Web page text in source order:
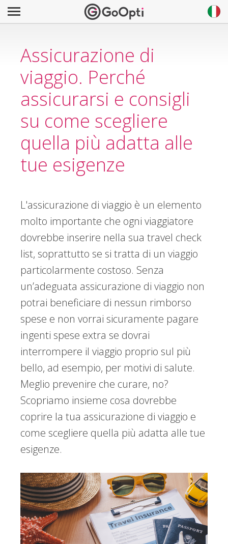
Assicurazione di
viaggio. Perché
assicurarsi e consigli
su come scegliere
quella più adatta alle
tue esigenze
L'assicurazione di viaggio è un elemento
molto importante che ogni viaggiatore
dovrebbe inserire nella sua travel check
list, soprattutto se si tratta di un viaggio
particolarmente costoso. Senza
un’adeguata assicurazione di viaggio non
potrai beneficiare di nessun rimborso
spese e non vorrai sicuramente pagare
ingenti spese extra se dovrai
interrompere il viaggio proprio sul più
bello, ad esempio, per motivi di salute.
Meglio prevenire che curare, no?
Scopriamo insieme cosa dovrebbe
coprire la tua assicurazione di viaggio e
come scegliere quella più adatta alle tue
esigenze.